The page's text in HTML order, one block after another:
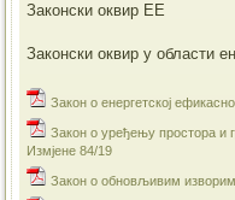
Законски оквир ЕЕ
Законски оквир у области
Закон о енергетској
Закон о уређењу простора и
Измјене 84/19
​Закон о обновљивим